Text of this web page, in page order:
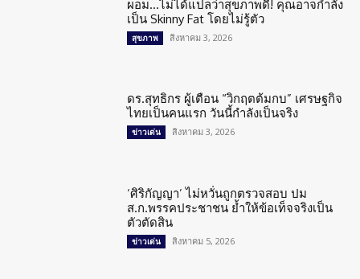
ผอม…ไม่ได้แปลว่าสุขภาพดี! คุณอาจกำลัง
เป็น Skinny Fat โดยไม่รู้ตัว
สุขภาพ สิงหาคม 3, 2026
ดร.สุทธิกร ผู้เตือน “วิกฤตต้มกบ” เศรษฐกิจ
ไทยเป็นคนแรก วันนี้กำลังเป็นจริง
ข่าวเด่น สิงหาคม 3, 2026
‘ศิริกัญญา’ ไม่หวั่นถูกตรวจสอบ ปม
ส.ก.พรรคประชาชน ย้ำให้ข้อเท็จจริงเป็น
ตัวตัดสิน
ข่าวเด่น สิงหาคม 5, 2026